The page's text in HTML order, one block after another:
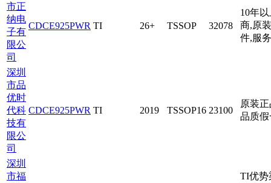
市正
纳电
子有
限公
司
CDCE925PWR TI 26+ TSSOP 32078
10年
商,原
件,服
深圳
市品
优时
代科
技有
限公
司
CDCE925PWR TI 2019 TSSOP16 23100
原装
品质
深圳
市福
TI优势